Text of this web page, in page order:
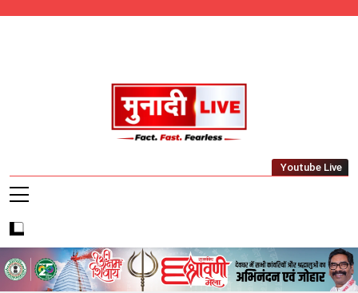
Munadi Live – Jharkhand's Leading Local
Youtube Live